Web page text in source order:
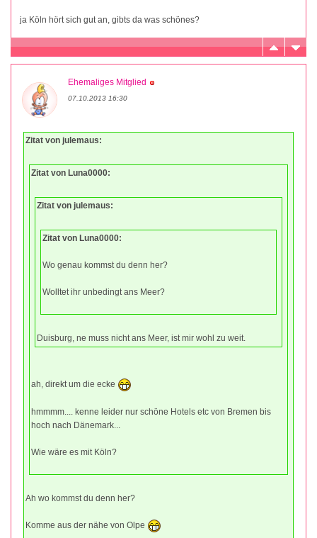
ja Köln hört sich gut an, gibts da was schönes?
Ehemaliges Mitglied
07.10.2013 16:30
Zitat von julemaus:
Zitat von Luna0000:
Zitat von julemaus:
Zitat von Luna0000:
Wo genau kommst du denn her?
Wolltet ihr unbedingt ans Meer?
Duisburg, ne muss nicht ans Meer, ist mir wohl zu weit.
ah, direkt um die ecke
hmmmm.... kenne leider nur schöne Hotels etc von Bremen bis
hoch nach Dänemark...
Wie wäre es mit Köln?
Ah wo kommst du denn her?
Komme aus der nähe von Olpe